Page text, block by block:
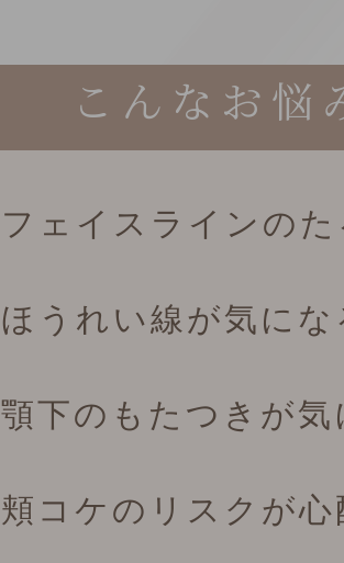
こんなお悩
フェイスラインの
ほうれい線が気にな
顎下のもたつきが気
頬コケのリスクが